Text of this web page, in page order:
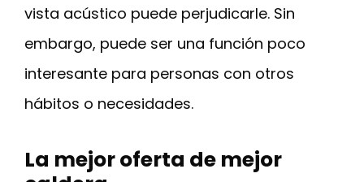
vista acústico puede perjudicarle. Sin
embargo, puede ser una función poco
interesante para personas con otros
hábitos o necesidades.
La mejor oferta de mejor